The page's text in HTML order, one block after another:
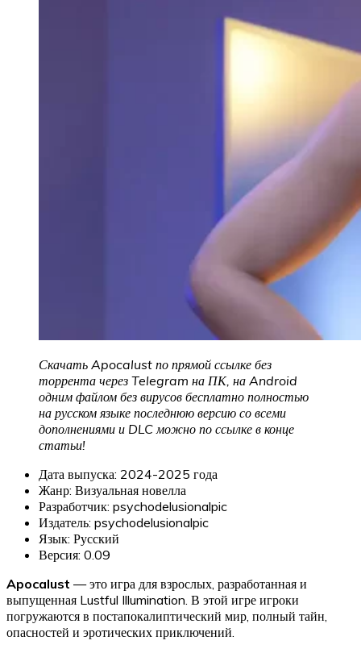
Скачать Apocalust по прямой ссылке без
торрента через Telegram на ПК, на Android
одним файлом без вирусов бесплатно полностью
на русском языке последнюю версию со всеми
дополнениями и DLC можно по ссылке в конце
статьи!
Дата выпуска: 2024-2025 года
Жанр: Визуальная новелла
Разработчик: psychodelusionalpic
Издатель: psychodelusionalpic
Язык: Русский
Версия: 0.09
Apocalust — это игра для взрослых, разработанная и
выпущенная Lustful Illumination. В этой игре игроки
погружаются в постапокалиптический мир, полный тайн,
опасностей и эротических приключений.